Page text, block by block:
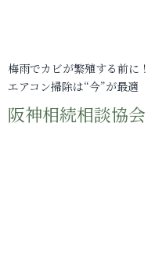
梅雨でカビが繁殖する前に！
エアコン掃除は“今”が最適
阪神相続相談協会